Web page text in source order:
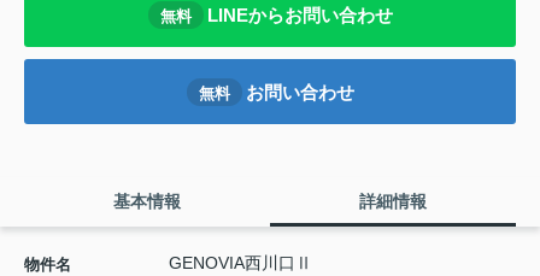
無料 LINEからお問い合わせ
無料 お問い合わせ
基本情報 詳細情報
物件名 GENOVIA西川口Ⅱ